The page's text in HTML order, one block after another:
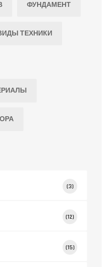
ФУНДАМЕНТ
ТЕХНИКИ
(3)
(12)
(15)